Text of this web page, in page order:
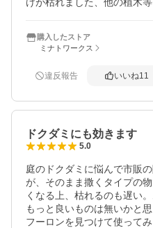
の苦労はなんだったんだと思
速効性があれば星5です
購入したストア
ミナトワークス
違反報告 いいね11
ドクダミにも効きます
5.0
庭のドクダミに悩んで市販
が、そのまま撒くタイプの
くなる上、枯れるのも遅い
もっと良いものは無いかと
フーロンを見つけて使って